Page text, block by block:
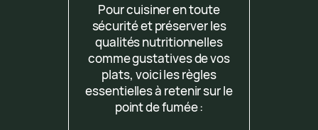
Pour cuisiner en toute
sécurité et préserver les
qualités nutritionnelles
comme gustatives de vos
plats, voici les règles
essentielles à retenir sur le
point de fumée :